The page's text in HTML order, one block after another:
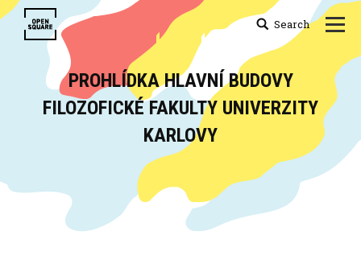
Search:
Search
PROHLÍDKA HLAVNÍ BUDOVY
FILOZOFICKÉ FAKULTY UNIVERZITY
KARLOVY